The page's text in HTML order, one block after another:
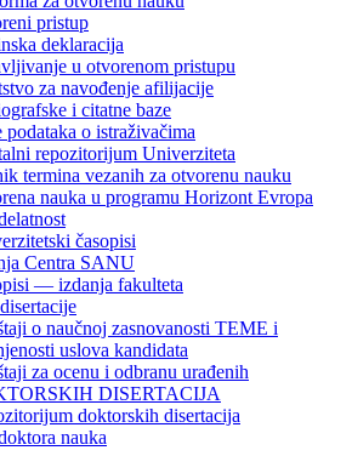
pristup
deklaracija
u otvorenom pristupu
za navođenje afilijacije
i citatne baze
podataka o istraživačima
repozitorijum Univerziteta
termina vezanih za otvorenu nauku
nauka u programu Horizont Evropa
časopisi
Centra SANU
— izdanja fakulteta
o naučnoj zasnovanosti TEME i
uslova kandidata
za ocenu i odbranu urađenih
DISERTACIJA
doktorskih disertacija
nauka